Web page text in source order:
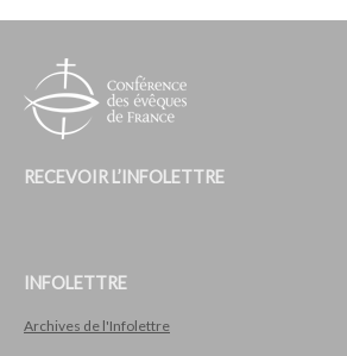
RECEVOIR L’INFOLETTRE
INFOLETTRE
Archives de l'Infolettre